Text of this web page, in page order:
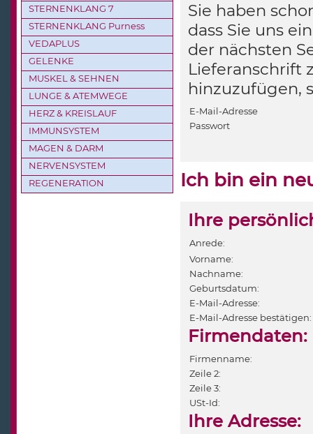
Sie haben
dass Sie uns
der nächsten
Lieferanschrift
hinzuzufügen,
E-Mail-Adresse
Passwort
Ich bin ein
Ihre
Anrede:
Vorname:
Nachname:
Geburtsdatum:
E-Mail-Adresse:
E-Mail-Adresse bestätigen:
Firmendaten:
Firmenname:
Zeile 2:
Zeile 3:
USt-Id:
Ihre Adresse:
STERNENKLANG 7
STERNENKLANG Purness
VEDAPLUS
GELENKE
MUSKEL & SEHNEN
LUNGE & ATEMWEGE
HERZ & KREISLAUF
IMMUNSYSTEM
MAGEN & DARM
NERVENSYSTEM
REGENERATION